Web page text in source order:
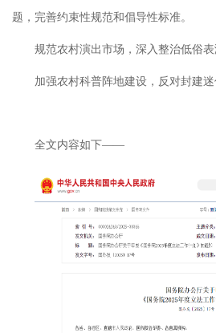
题，完善约束性规范和倡导性标准。
规范农村演出市场，深入整治低俗表
加强农村科普阵地建设，反对封建迷
全文内容如下——